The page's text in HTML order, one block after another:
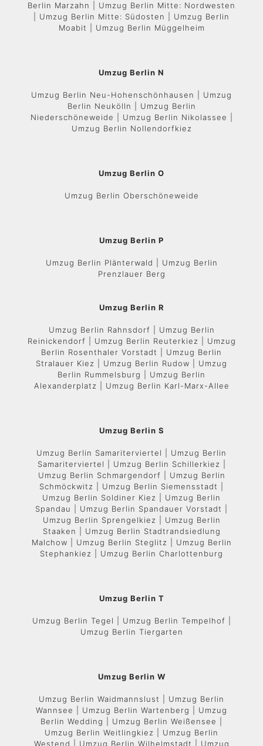
Berlin Marzahn | Umzug Berlin Mitte: Nordwesten
| Umzug Berlin Mitte: Südosten | Umzug Berlin
Moabit | Umzug Berlin Müggelheim
Umzug Berlin N
Umzug Berlin Neu-Hohenschönhausen | Umzug
Berlin Neukölln | Umzug Berlin
Niederschöneweide | Umzug Berlin Nikolassee |
Umzug Berlin Nollendorfkiez
Umzug Berlin O
Umzug Berlin Oberschöneweide
Umzug Berlin P
Umzug Berlin Plänterwald | Umzug Berlin
Prenzlauer Berg
Umzug Berlin R
Umzug Berlin Rahnsdorf | Umzug Berlin
Reinickendorf | Umzug Berlin Reuterkiez | Umzug
Berlin Rosenthaler Vorstadt | Umzug Berlin
Stralauer Kiez | Umzug Berlin Rudow | Umzug
Berlin Rummelsburg | Umzug Berlin
Alexanderplatz | Umzug Berlin Karl-Marx-Allee
Umzug Berlin S
Umzug Berlin Samariterviertel | Umzug Berlin
Samariterviertel | Umzug Berlin Schillerkiez |
Umzug Berlin Schmargendorf | Umzug Berlin
Schmöckwitz | Umzug Berlin Siemensstadt |
Umzug Berlin Soldiner Kiez | Umzug Berlin
Spandau | Umzug Berlin Spandauer Vorstadt |
Umzug Berlin Sprengelkiez | Umzug Berlin
Staaken | Umzug Berlin Stadtrandsiedlung
Malchow | Umzug Berlin Steglitz | Umzug Berlin
Stephankiez | Umzug Berlin Charlottenburg
Umzug Berlin T
Umzug Berlin Tegel | Umzug Berlin Tempelhof |
Umzug Berlin Tiergarten
Umzug Berlin W
Umzug Berlin Waidmannslust | Umzug Berlin
Wannsee | Umzug Berlin Wartenberg | Umzug
Berlin Wedding | Umzug Berlin Weißensee |
Umzug Berlin Weitlingkiez | Umzug Berlin
Westend | Umzug Berlin Wilhelmstadt | Umzug